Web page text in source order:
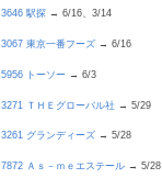
3646 駅探→ 6/16、3/14
3067 東京一番フーズ→ 6/16
5956 トーソー→ 6/3
3271 ＴＨＥグローバル社 → 5/29
3261 グランディーズ→ 5/28
7872 Ａｓ－ｍｅエステール→ 5/28